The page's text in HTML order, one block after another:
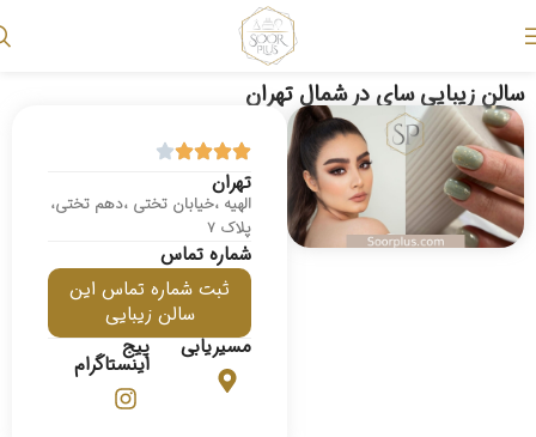
سالن زیبایی سای در شمال تهران
تهران
الهیه ،خیابان تختی ،دهم تختی،
پلاک 7
شماره تماس
ثبت شماره تماس این
سالن زیبایی
مسیریابی
پیج
اینستاگرام